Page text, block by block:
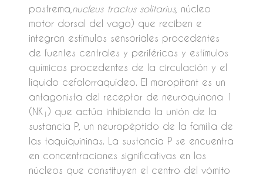
postrema, nucleus tractus solitarius, núcleo
motor dorsal del vago) que reciben e
integran estímulos sensoriales procedentes
de fuentes centrales y periféricas y estímulos
químicos procedentes de la circulación y el
líquido cefalorraquídeo. El maropitant es un
antagonista del receptor de neuroquinona 1
(NK 1 ) que actúa inhibiendo la unión de la
sustancia P, un neuropéptido de la familia de
las taquiquininas. La sustancia P se encuentra
en concentraciones significativas en los
núcleos que constituyen el centro del vómito